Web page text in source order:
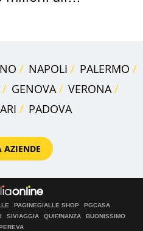
NAPOLI
PALERMO
GENOVA
VERONA
PADOVA
AZIENDE
PAGINEGIALLE SHOP
PGCASA
SIVIAGGIA QUIFINANZA
BUONISSIMO